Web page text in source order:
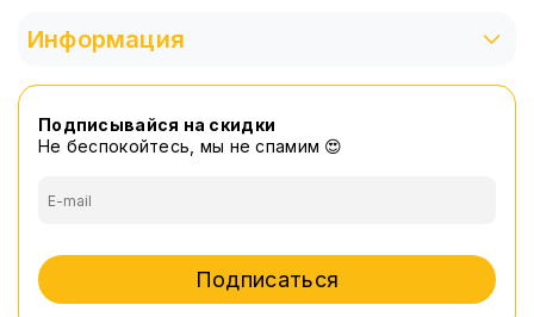
Информация
Подписывайся на скидки
Не беспокойтесь, мы не спамим 😍
Подписаться